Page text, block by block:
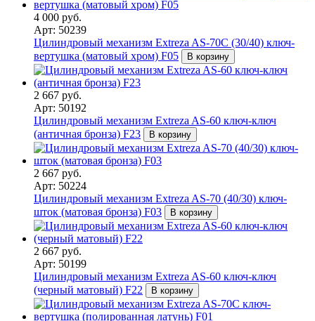
4 000 руб.
Арт: 50239
Цилиндровый механизм Extreza AS-70C (30/40) ключ-
вертушка (матовый хром) F05
В корзину
2 667 руб.
Арт: 50192
Цилиндровый механизм Extreza AS-60 ключ-ключ
(античная бронза) F23
В корзину
2 667 руб.
Арт: 50224
Цилиндровый механизм Extreza AS-70 (40/30) ключ-
шток (матовая бронза) F03
В корзину
2 667 руб.
Арт: 50199
Цилиндровый механизм Extreza AS-60 ключ-ключ
(черный матовый) F22
В корзину